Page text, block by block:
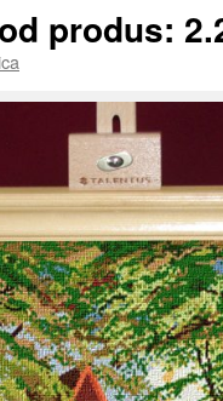
produs: